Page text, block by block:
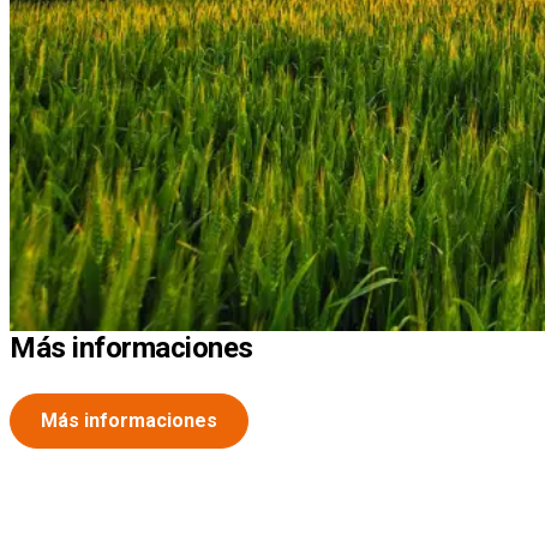
Más informaciones
Más informaciones